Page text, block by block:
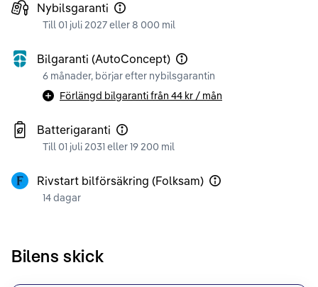
Nybilsgaranti
Till 01 juli 2027 eller 8 000 mil
Bilgaranti (AutoConcept)
6 månader, börjar efter nybilsgarantin
Förlängd bilgaranti från 44 kr / mån
Batterigaranti
Till 01 juli 2031 eller 19 200 mil
Rivstart bilförsäkring (Folksam)
14 dagar
Bilens skick